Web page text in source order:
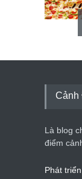
Cảnh
Là blog
điểm
Phát triển